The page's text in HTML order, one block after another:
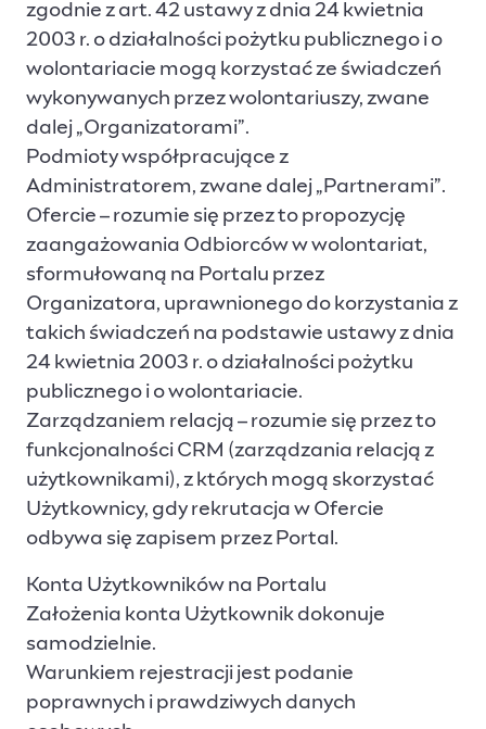
zgodnie z art. 42 ustawy z dnia 24 kwietnia
2003 r. o działalności pożytku publicznego i o
wolontariacie mogą korzystać ze świadczeń
wykonywanych przez wolontariuszy, zwane
dalej „Organizatorami”.
Podmioty współpracujące z
Administratorem, zwane dalej „Partnerami”.
Ofercie – rozumie się przez to propozycję
zaangażowania Odbiorców w wolontariat,
sformułowaną na Portalu przez
Organizatora, uprawnionego do korzystania z
takich świadczeń na podstawie ustawy z dnia
24 kwietnia 2003 r. o działalności pożytku
publicznego i o wolontariacie.
Zarządzaniem relacją – rozumie się przez to
funkcjonalności CRM (zarządzania relacją z
użytkownikami), z których mogą skorzystać
Użytkownicy, gdy rekrutacja w Ofercie
odbywa się zapisem przez Portal.
Konta Użytkowników na Portalu
Założenia konta Użytkownik dokonuje
samodzielnie.
Warunkiem rejestracji jest podanie
poprawnych i prawdziwych danych